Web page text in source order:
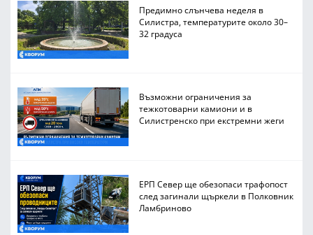
Предимно слънчева неделя в
Силистра, температурите около 30–
32 градуса
Възможни ограничения за
тежкотоварни камиони и в
Силистренско при екстремни жеги
ЕРП Север ще обезопаси трафопост
след загинали щъркели в Полковник
Ламбриново